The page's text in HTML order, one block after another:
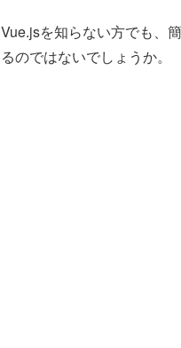
Vue.jsを知らない方でも、
るのではないでしょうか。